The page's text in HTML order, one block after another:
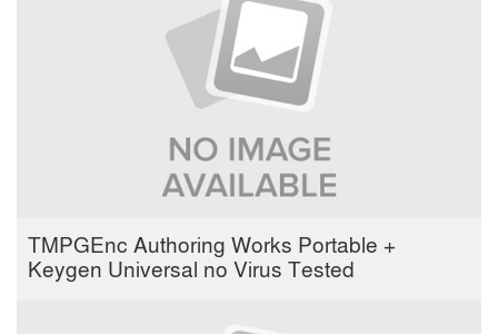
TMPGEnc Authoring Works Portable +
Keygen Universal no Virus Tested